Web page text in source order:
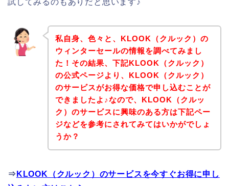
私自身、色々と、KLOOK（クルック）の
ウィンターセールの情報を調べてみまし
た！その結果、下記KLOOK（クルック）
の公式ページより、KLOOK（クルック）
のサービスがお得な価格で申し込むことが
できましたよ♪なので、KLOOK（クルッ
ク）のサービスに興味のある方は下記ペー
ジなどを参考にされてみてはいかがでしょ
うか？
⇒ KLOOK（クルック）のサービスを今すぐお得に申し